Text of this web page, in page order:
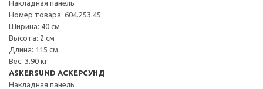
Накладная панель
Номер товара: 604.253.45
Ширина: 40 см
Высота: 2 см
Длина: 115 см
Вес: 3.90 кг
ASKERSUND АСКЕРСУНД
Накладная панель